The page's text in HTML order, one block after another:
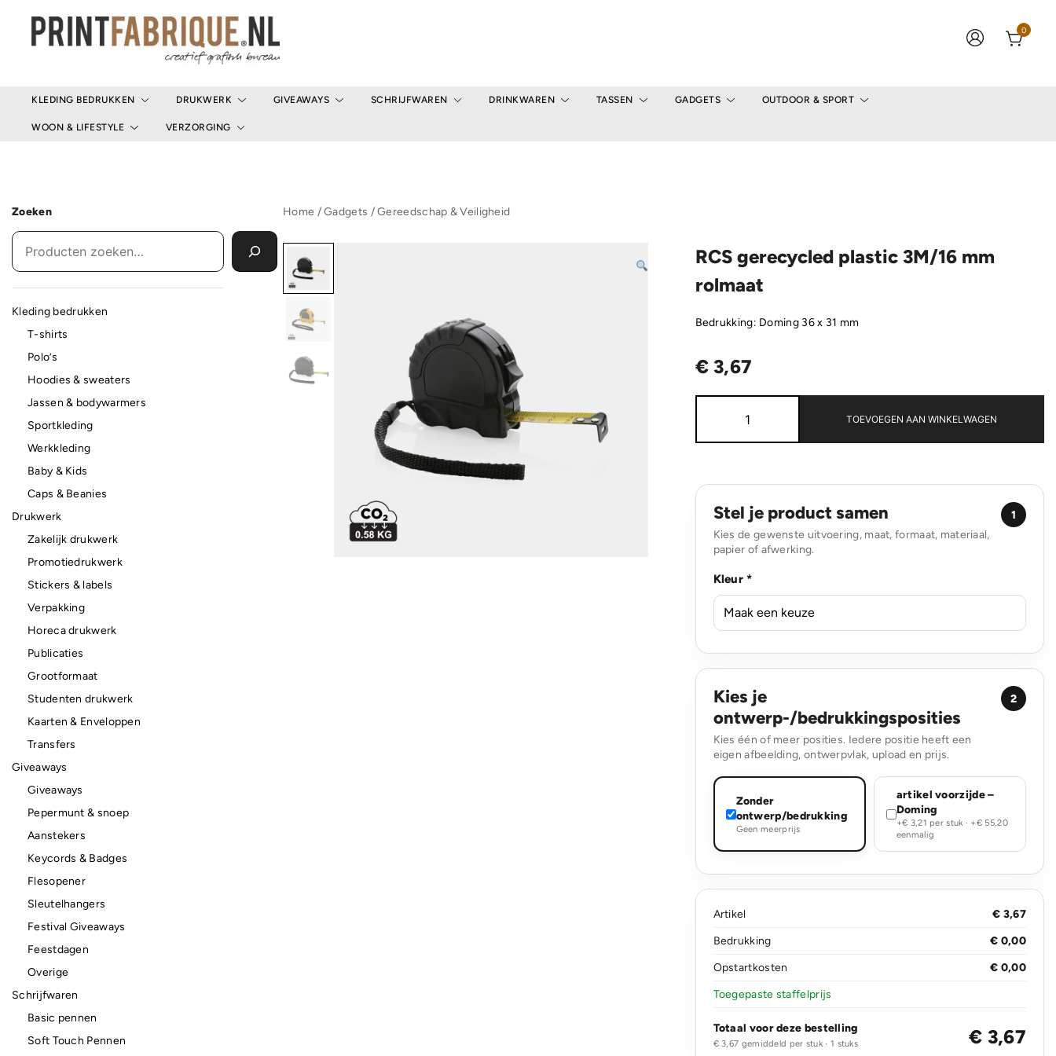
0
KLEDING BEDRUKKEN DRUKWERK GIVEAWAYS SCHRIJFWAREN DRINKWAREN TASSEN GADGETS OUTDOOR & SPORT
WOON & LIFESTYLE VERZORGING
Home /Gadgets /Gereedschap & Veiligheid
RCS gerecycled plastic 3M/16 mm
rolmaat
Bedrukking: Doming 36 x 31 mm
€3,67
gerecycled
TOEVOEGEN AAN WINKELWAGEN
Stel je product samen
Kies de gewenste uitvoering, maat, formaat, materiaal,
papier of afwerking.
1
Kleur *
Kies je
ontwerp-/bedrukkingsposities
Kies één of meer posities. Iedere positie heeft een
eigen afbeelding, ontwerpvlak, upload en prijs.
2
Zonder
ontwerp/bedrukking
Geen meerprijs
artikel voorzijde –
Doming
+€ 3,21 per stuk · +€ 55,20
eenmalig
Artikel
€ 3,67
Bedrukking
€ 0,00
Opstartkosten
€ 0,00
Toegepaste staffelprijs
Totaal voor deze bestelling
€ 3,67 gemiddeld per stuk · 1 stuks € 3,67
Zoeken
Kleding bedrukken
T-shirts
Polo’s
Hoodies & sweaters
Jassen & bodywarmers
Sportkleding
Werkkleding
Baby & Kids
Caps & Beanies
Drukwerk
Zakelijk drukwerk
Promotiedrukwerk
Stickers & labels
Verpakking
Horeca drukwerk
Publicaties
Grootformaat
Studenten drukwerk
Kaarten & Enveloppen
Transfers
Giveaways
Giveaways
Pepermunt & snoep
Aanstekers
Keycords & Badges
Flesopener
Sleutelhangers
Festival Giveaways
Feestdagen
Overige
Schrijfwaren
Basic pennen
Soft Touch Pennen